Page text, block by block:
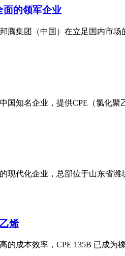
面的领军企业
腾集团（中国）在立足国内市
知名企业，提供CPE（氯化
现代化企业，总部位于山东省
烯
的成本效率，CPE 135B 已成